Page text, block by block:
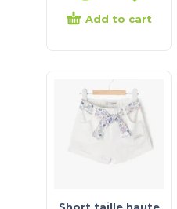
Add to cart
Short taille haute